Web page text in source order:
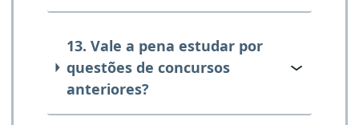
13. Vale a pena estudar por
questões de concursos
anteriores?